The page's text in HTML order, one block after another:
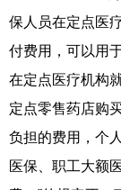
保人员在定点医
付费用，可以用
在定点医疗机构
定点零售药店购
负担的费用，个
医保、职工大额